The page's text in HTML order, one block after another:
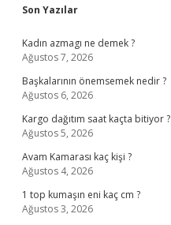
Sidebar
Son Yazılar
Kadın azmagı ne demek ?
Ağustos 7, 2026
Başkalarının önemsemek nedir ?
Ağustos 6, 2026
Kargo dağıtım saat kaçta bitiyor ?
Ağustos 5, 2026
Avam Kamarası kaç kişi ?
Ağustos 4, 2026
1 top kumaşın eni kaç cm ?
Ağustos 3, 2026